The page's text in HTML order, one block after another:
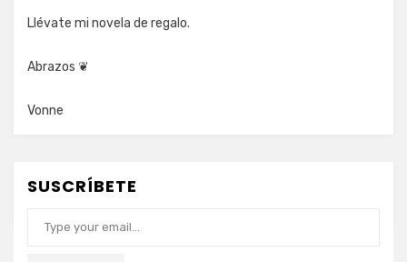
Llévate mi novela de regalo.
Abrazos ❦
Vonne
SUSCRÍBETE